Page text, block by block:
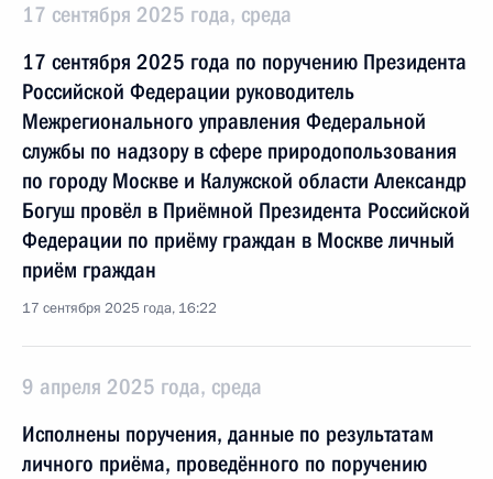
17 сентября 2025 года, среда
17 сентября 2025 года по поручению Президента
Российской Федерации руководитель
Межрегионального управления Федеральной
службы по надзору в сфере природопользования
по городу Москве и Калужской области Александр
Богуш провёл в Приёмной Президента Российской
Федерации по приёму граждан в Москве личный
приём граждан
17 сентября 2025 года, 16:22
9 апреля 2025 года, среда
Исполнены поручения, данные по результатам
личного приёма, проведённого по поручению